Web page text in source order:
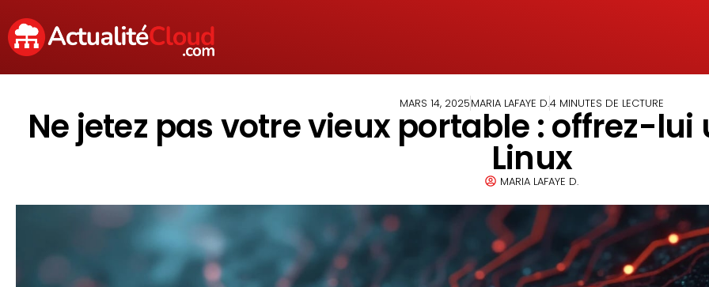
MARS 14, 2025MARIA LAFAYE D.4 MINUTES DE LECTURE
Ne jetez pas votre vieux portable : offrez-
Linux
MARIA LAFAYE D.